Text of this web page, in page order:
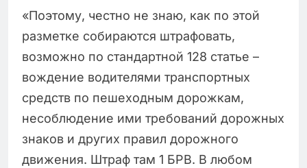
«Поэтому, честно не знаю, как по этой
разметке собираются штрафовать,
возможно по стандартной 128 статье –
вождение водителями транспортных
средств по пешеходным дорожкам,
несоблюдение ими требований дорожных
знаков и других правил дорожного
движения. Штраф там 1 БРВ. В любом